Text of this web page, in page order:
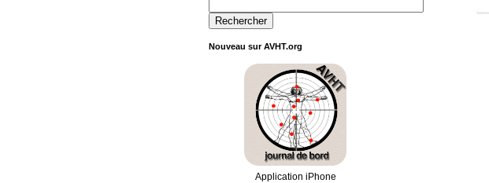
Coulomb. Voir notre rubrique Media
de ses bureaux à Avignon. Pour plus d'information
06.15.72.30.55. Vous pouvez également nous
adresser vos mails à l'adresse[email protected]
Président de l'AVHT
Le soutien psychologique est maintenu le premier
lundi du mois en soirée. L'adhérent(e) nous confirme
par mail sa demande de soutien et nous donne ses
coordonnées téléphoniques afin que nous les
transmettions au psychologue qui le/la rappellera.
Merci de donner une ligne fixe de préférence.
Nouveau sur AVHT.org
Application iPhone